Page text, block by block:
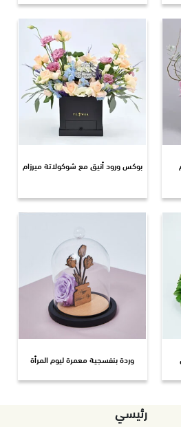
بوكس ورود أنيق مع شوكولاتة ميرزام
وردة بنفسجية معمرة ليوم المرأة
رئيسي